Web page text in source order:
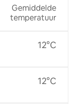
Gemiddelde
temperatuur
12°C
12°C